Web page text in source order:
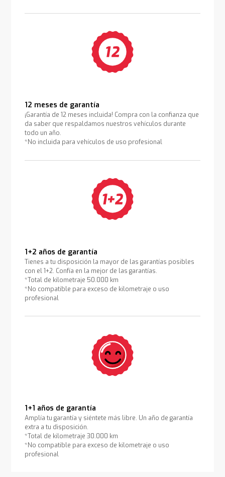
12 meses de garantía
¡Garantía de 12 meses incluida! Compra con la confianza que
da saber que respaldamos nuestros vehículos durante
todo un año.
*No incluida para vehículos de uso profesional
1+2 años de garantía
Tienes a tu disposición la mayor de las garantías posibles
con el 1+2. Confía en la mejor de las garantías.
*Total de kilometraje 50.000 km
*No compatible para exceso de kilometraje o uso
profesional
1+1 años de garantía
Amplía tu garantía y siéntete más libre. Un año de garantía
extra a tu disposición.
*Total de kilometraje 30.000 km
*No compatible para exceso de kilometraje o uso
profesional